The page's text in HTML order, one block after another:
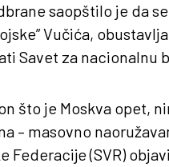
saopštilo je da
Vučića,
Savet za nacionalnu
što je Moskva opet,
– masovno
Federacije (SVR)